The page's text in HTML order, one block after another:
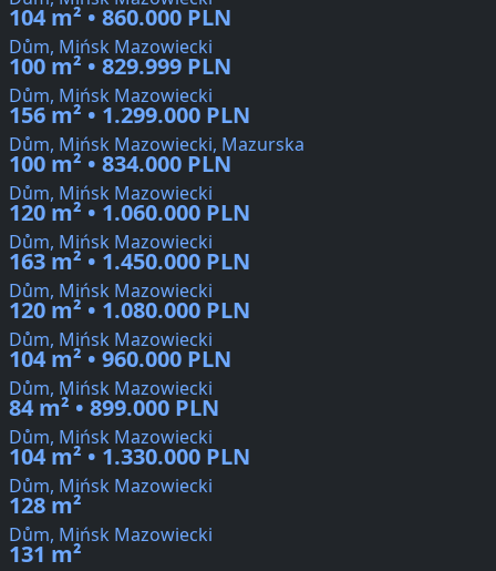
104 m² • 860.000 PLN
Dům, Mińsk Mazowiecki
100 m² • 829.999 PLN
Dům, Mińsk Mazowiecki
156 m² • 1.299.000 PLN
Dům, Mińsk Mazowiecki, Mazurska
100 m² • 834.000 PLN
Dům, Mińsk Mazowiecki
120 m² • 1.060.000 PLN
Dům, Mińsk Mazowiecki
163 m² • 1.450.000 PLN
Dům, Mińsk Mazowiecki
120 m² • 1.080.000 PLN
Dům, Mińsk Mazowiecki
104 m² • 960.000 PLN
Dům, Mińsk Mazowiecki
84 m² • 899.000 PLN
Dům, Mińsk Mazowiecki
104 m² • 1.330.000 PLN
Dům, Mińsk Mazowiecki
128 m²
Dům, Mińsk Mazowiecki
131 m²